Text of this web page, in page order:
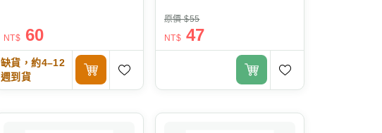
NT$ 60
缺貨，約4–12
週到貨
原價 $55
NT$ 47